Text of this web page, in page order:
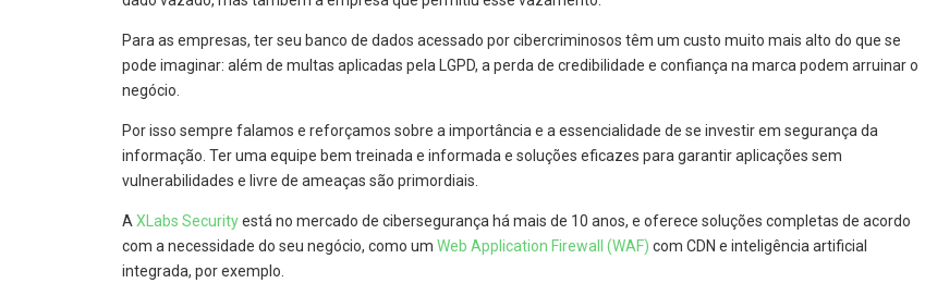
Para as empresas, ter seu banco de dados acessado por cibercriminosos têm um custo muito mais alto do que se
pode imaginar: além de multas aplicadas pela LGPD, a perda de credibilidade e confiança na marca podem arruinar o
negócio.
Por isso sempre falamos e reforçamos sobre a importância e a essencialidade de se investir em segurança da
informação. Ter uma equipe bem treinada e informada e soluções eficazes para garantir aplicações sem
vulnerabilidades e livre de ameaças são primordiais.
AXLabs Securityestá no mercado de cibersegurança há mais de 10 anos, e oferece soluções completas de acordo
com a necessidade do seu negócio, como um Web Application Firewall (WAF) com CDN e inteligência artificial
integrada, por exemplo.